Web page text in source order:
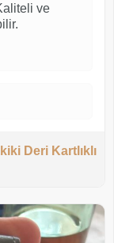
ve
Deri Kartlıklı